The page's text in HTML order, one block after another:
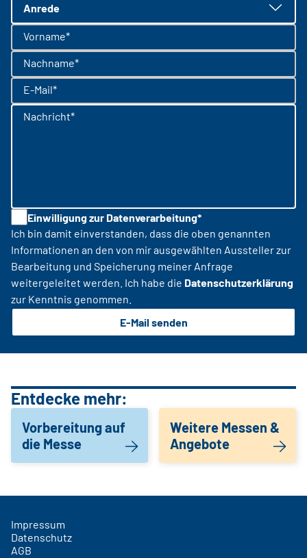
Anrede
Vorname*
Nachname*
E-Mail*
Nachricht*
Einwilligung zur Datenverarbeitung*
Ich bin damit einverstanden, dass die oben genannten
Informationen an den von mir ausgewählten Aussteller zur
Bearbeitung und Speicherung meiner Anfrage
weitergeleitet werden. Ich habe die Datenschutzerklärung
zur Kenntnis genommen.
E-Mail senden
Entdecke mehr:
Vorbereitung auf
die Messe
Weitere Messen &
Angebote
Impressum
Datenschutz
AGB